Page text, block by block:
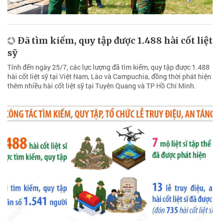
Đã tìm kiếm, quy tập được 1.488 hài cốt liệt
sỹ
Tính đến ngày 25/7, các lực lượng đã tìm kiếm, quy tập được 1.488
hài cốt liệt sỹ tại Việt Nam, Lào và Campuchia, đồng thời phát hiện
thêm nhiều hài cốt liệt sỹ tại Tuyên Quang và TP Hồ Chí Minh.